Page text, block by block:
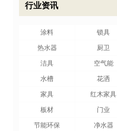
行业资讯
涂料 锁具
热水器 厨卫
洁具 空气能
水槽 花洒
家具 红木家具
板材 门业
节能环保 净水器